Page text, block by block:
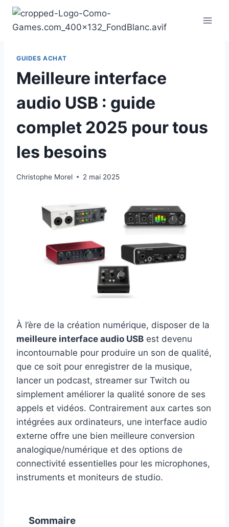
Aller
contenu
GUIDES ACHAT
Meilleure interface
audio USB : guide
complet 2025 pour tous
les besoins
Christophe Morel 2 mai 2025
À l’ère de la création numérique, disposer de la
meilleure interface audio USB est devenu
incontournable pour produire un son de qualité,
que ce soit pour enregistrer de la musique,
lancer un podcast, streamer sur Twitch ou
simplement améliorer la qualité sonore de ses
appels et vidéos. Contrairement aux cartes son
intégrées aux ordinateurs, une interface audio
externe offre une bien meilleure conversion
analogique/numérique et des options de
connectivité essentielles pour les microphones,
instruments et moniteurs de studio.
Sommaire